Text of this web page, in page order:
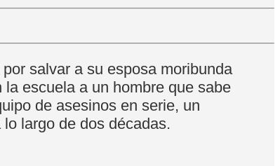
salvar a su esposa moribunda
escuela a un hombre que sabe
de asesinos en serie, un
largo de dos décadas.